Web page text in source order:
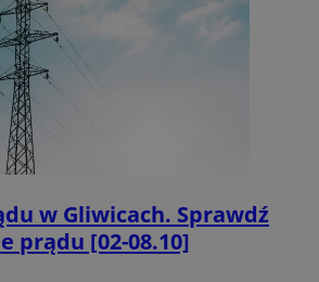
w Gliwicach. Sprawdź
prądu [02-08.10]